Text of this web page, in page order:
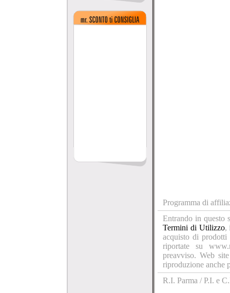
Programma di
Entrando in questo
Termini di Utilizzo,
acquisto di prodotti
riportate su
preavviso. Web
riproduzione anche
R.I. Parma / P.I. e